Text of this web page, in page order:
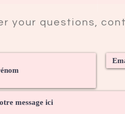
your questions,